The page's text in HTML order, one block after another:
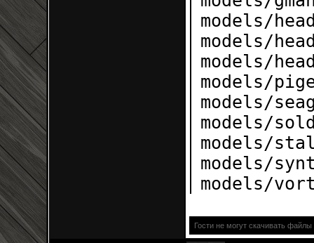
models/
models/
models/
models/
models/
models/
models/
models/
models/
Гости не могут скачивать файлы